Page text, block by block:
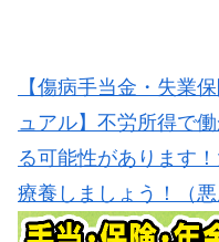
【傷病手当金・失業
ュアル】不労所得で
る可能性があります
療養しましょう！（悪